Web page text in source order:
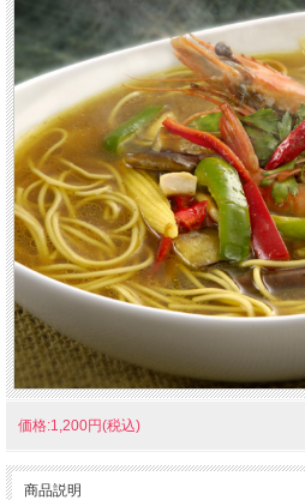
価格:1,200円(税込)
商品説明